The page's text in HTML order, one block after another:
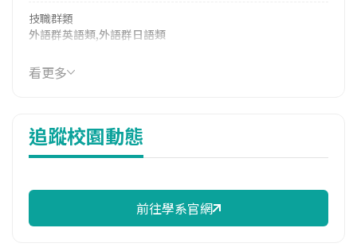
技職群類
外語群英語類,外語群日語類
114年學費
15,842 元/學期
6,555 元/學期
114年註冊率
113學年度上學期
看更多
追蹤校園動態
前往學系官網